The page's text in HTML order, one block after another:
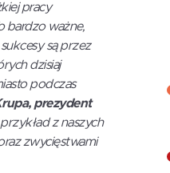
pracy
bardzo ważne,
są przez
dzisiaj
podczas
prezydent
z naszych
zwycięstwami